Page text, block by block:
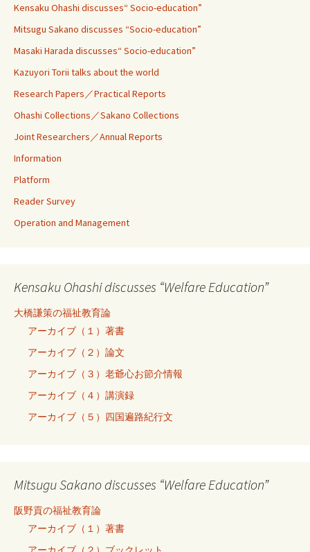
Kensaku Ohashi discusses“ Socio-education”
Mitsugu Sakano discusses “Socio-education”
Masaki Harada discusses“ Socio-education”
Kazuyori Torii talks about the world
Research Papers／Practical Reports
Ohashi Collections／Sakano Collections
Joint Researchers／Annual Reports
Information
Platform
Reader Survey
Operation and Management
Kensaku Ohashi discusses “Welfare Education”
大橋謙策の福祉教育論
アーカイブ（１）著書
アーカイブ（２）論文
アーカイブ（３）老爺心お節介情報
アーカイブ（４）講演録
アーカイブ（５）四国遍路紀行文
Mitsugu Sakano discusses “Welfare Education”
阪野貢の福祉教育論
アーカイブ（１）著書